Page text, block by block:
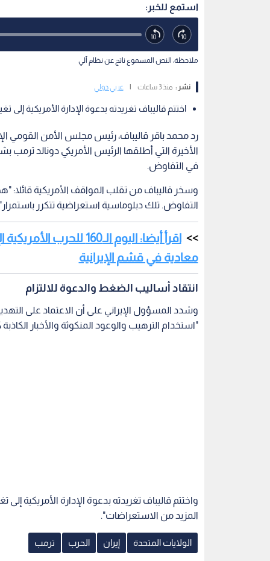
استمع للخبر:
ملاحظة: النص المسموع ناتج عن نظام آلي
نشر : منذ 3 ساعات عربي دولي
اختتم قاليباف تغريدته بدعوة الإدارة الأمريكية إلى
رد محمد باقر قاليباف، رئيس مجلس الأمن القومي
الأخيرة التي أطلقها الرئيس الأمريكي دونالد
في التفاوض.
وسخر قاليباف من تقلب المواقف الأمريكية قائلا:
التفاوض. تلك دبلوماسية استعراضية تتكرر
اقرأ أيضا: اليوم
معادية في قشم الإيرانية
انتقاد أساليب الضغط والدعوة للالتزام
وشدد المسؤول الإيراني على أن الاعتماد على
"استخدام الترهيب والوعود المنكوثة والأخبار
واختتم قاليباف تغريدته بدعوة الإدارة الأمريكية إلى
المزيد من الاستعراضات".
الولايات المتحدة إيران الحرب ترمب